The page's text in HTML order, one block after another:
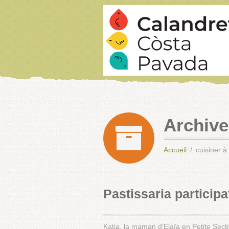
Accueil cuisiner à
Pastissaria
Katja, la maman d’Elaïa en Petite